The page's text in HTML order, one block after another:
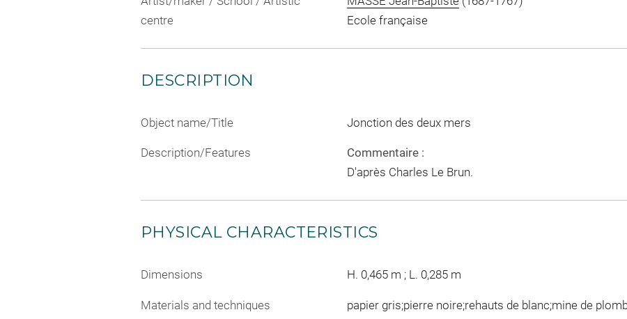
centre
Ecole française
DESCRIPTION
Object name/Title Jonction des deux mers
Description/Features
Commentaire :
D'après Charles Le Brun.
PHYSICAL CHARACTERISTICS
Dimensions H. 0,465 m ; L. 0,285 m
Materials and techniques papier gris;pierre noire;rehauts de blanc;mine de